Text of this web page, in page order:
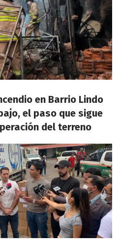
en Barrio Lindo
el paso que sigue
del terreno